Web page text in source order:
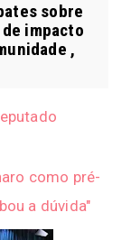
sobre
impacto
,
como pré-
a dúvida"